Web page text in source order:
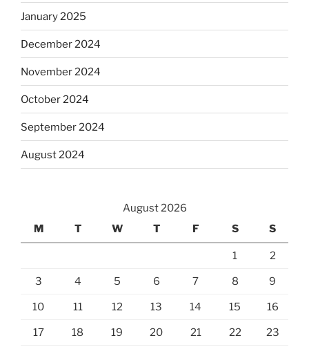
January 2025
December 2024
November 2024
October 2024
September 2024
August 2024
August 2026
M
T W T F S S
1 2
3 4 5 6 7 8 9
10 11 12 13 14 15 16
17 18 19 20 21 22 23